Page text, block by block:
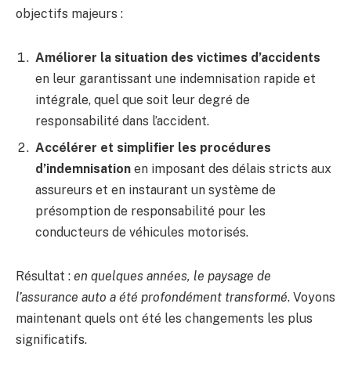
objectifs majeurs :
Améliorer la situation des victimes d’accidents
en leur garantissant une indemnisation rapide et
intégrale, quel que soit leur degré de
responsabilité dans l’accident.
Accélérer et simplifier les procédures
d’indemnisation en imposant des délais stricts aux
assureurs et en instaurant un système de
présomption de responsabilité pour les
conducteurs de véhicules motorisés.
Résultat : en quelques années, le paysage de
l’assurance auto a été profondément transformé. Voyons
maintenant quels ont été les changements les plus
significatifs.